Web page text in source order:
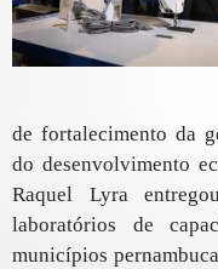
de fortalecimento da
do desenvolvimento
Raquel Lyra
laboratórios de
municípios